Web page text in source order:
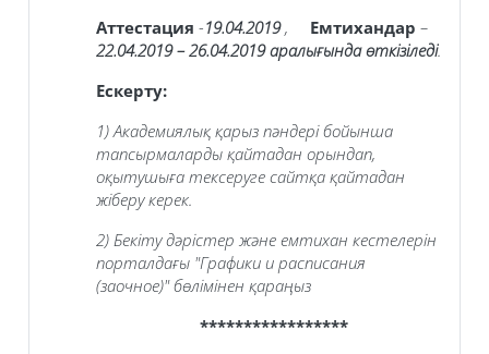
Аттестация -19.04.2019 , Емтихандар –
22.04.2019 – 26.04.2019аралығында өткізіледі.
Ескерту:
1) Академиялық қарыз пәндері бойынша
тапсырмаларды қайтадан орындап,
оқытушыға тексеруге сайтқа қайтадан
жіберу керек.
2) Бекіту дәрістер және емтихан кестелерін
порталдағы "Графики и расписания
(заочное)"бөлімінен қараңыз
*****************